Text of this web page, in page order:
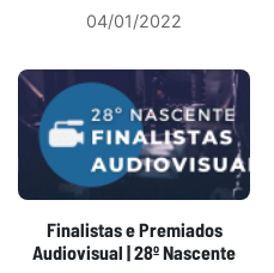
04/01/2022
Finalistas e Premiados
Audiovisual | 28º Nascente